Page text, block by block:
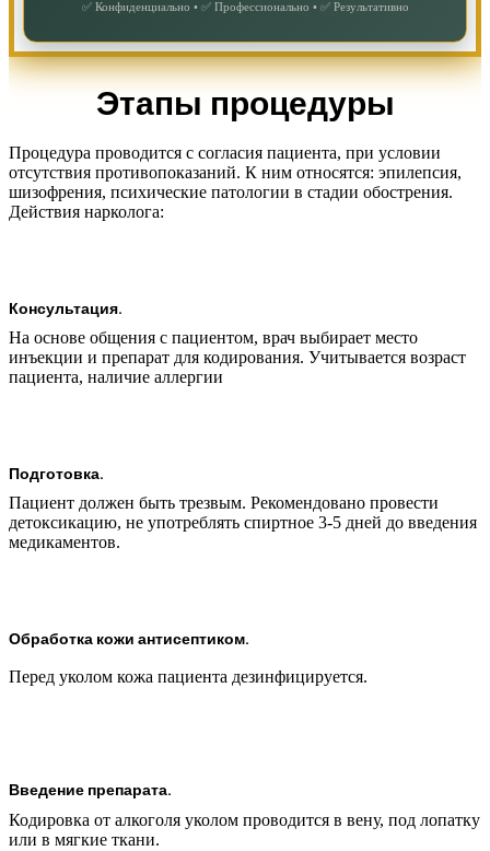
✅ Конфиденциально • ✅ Профессионально • ✅ Результативно
Этапы процедуры
Процедура проводится с согласия пациента, при условии
отсутствия противопоказаний. К ним относятся: эпилепсия,
шизофрения, психические патологии в стадии обострения.
Действия нарколога:
Консультация.
На основе общения с пациентом, врач выбирает место
инъекции и препарат для кодирования. Учитывается возраст
пациента, наличие аллергии
Подготовка.
Пациент должен быть трезвым. Рекомендовано провести
детоксикацию, не употреблять спиртное 3-5 дней до введения
медикаментов.
Обработка кожи антисептиком.
Перед уколом кожа пациента дезинфицируется.
Введение препарата.
Кодировка от алкоголя уколом проводится в вену, под лопатку
или в мягкие ткани.